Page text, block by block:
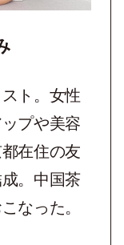
ト。女性
プや美容
在住の友
。中国茶
なった。